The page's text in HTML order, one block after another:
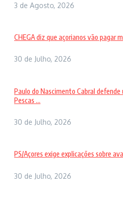
3 de Agosto, 2026
CHEGA diz que açorianos vão pagar
30 de Julho, 2026
Paulo do Nascimento Cabral
Pescas ...
30 de Julho, 2026
PS/Açores exige explicações sobre
30 de Julho, 2026